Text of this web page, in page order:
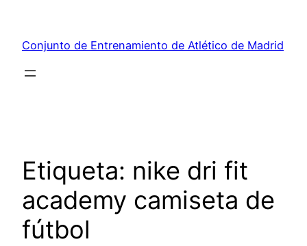
contenido
Conjunto de Entrenamiento de Atlético de Madrid
Etiqueta: nike dri fit
academy camiseta de
fútbol